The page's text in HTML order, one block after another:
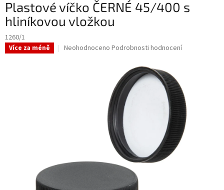
Plastové víčko ČERNÉ 45/400 s
hliníkovou vložkou
1260/1
Více za méně
Průměrné
Neohodnoceno Podrobnosti hodnocení